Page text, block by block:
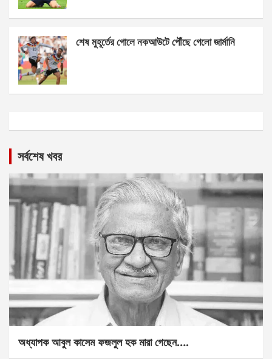
শেষ মুহূর্তের গোলে নকআউটে পৌঁছে গেলো জার্মানি
সর্বশেষ খবর
অধ্যাপক আবুল কাসেম ফজলুল হক মারা গেছেন….